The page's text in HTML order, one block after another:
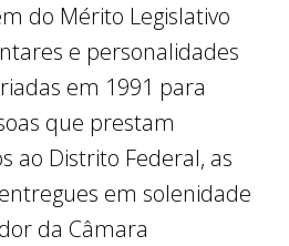
do Mérito Legislativo
e personalidades
em 1991 para
que prestam
ao Distrito Federal, as
em solenidade
da Câmara